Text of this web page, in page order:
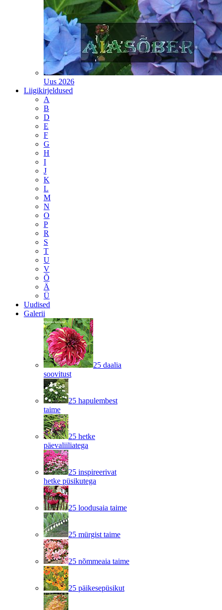
Uus 2026
Liigikirjeldused
A
B
D
E
F
G
H
I
J
K
L
M
N
O
P
R
S
T
U
V
Õ
Ä
Ü
Uudised
Galerii
25 daalia
soovitust
25 hapulembest
taime
25 hetke
päevaliiliatega
25 inspireerivat
hetke püsikutega
25 loodusaia taime
25 mürgist taime
25 nõmmeaia taime
25 päikesepüsikut